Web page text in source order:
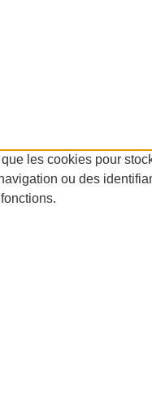
les cookies pour
ou des